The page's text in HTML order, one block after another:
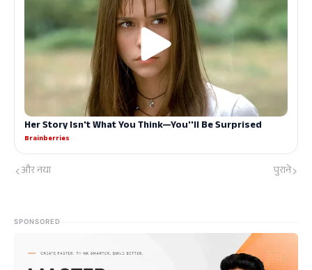
और नया पुराने
SPONSORED